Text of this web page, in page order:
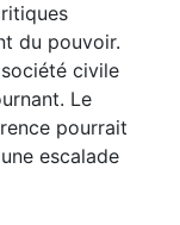
du pouvoir.
civile
Le
pourrait
escalade